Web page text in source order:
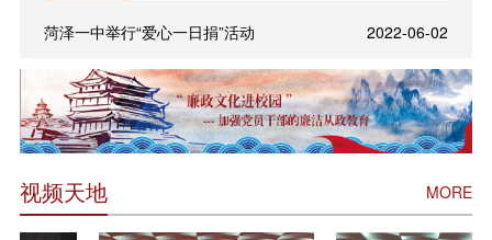
菏泽一中举行“爱心一日捐”活动 2022-06-02
视频天地 MORE